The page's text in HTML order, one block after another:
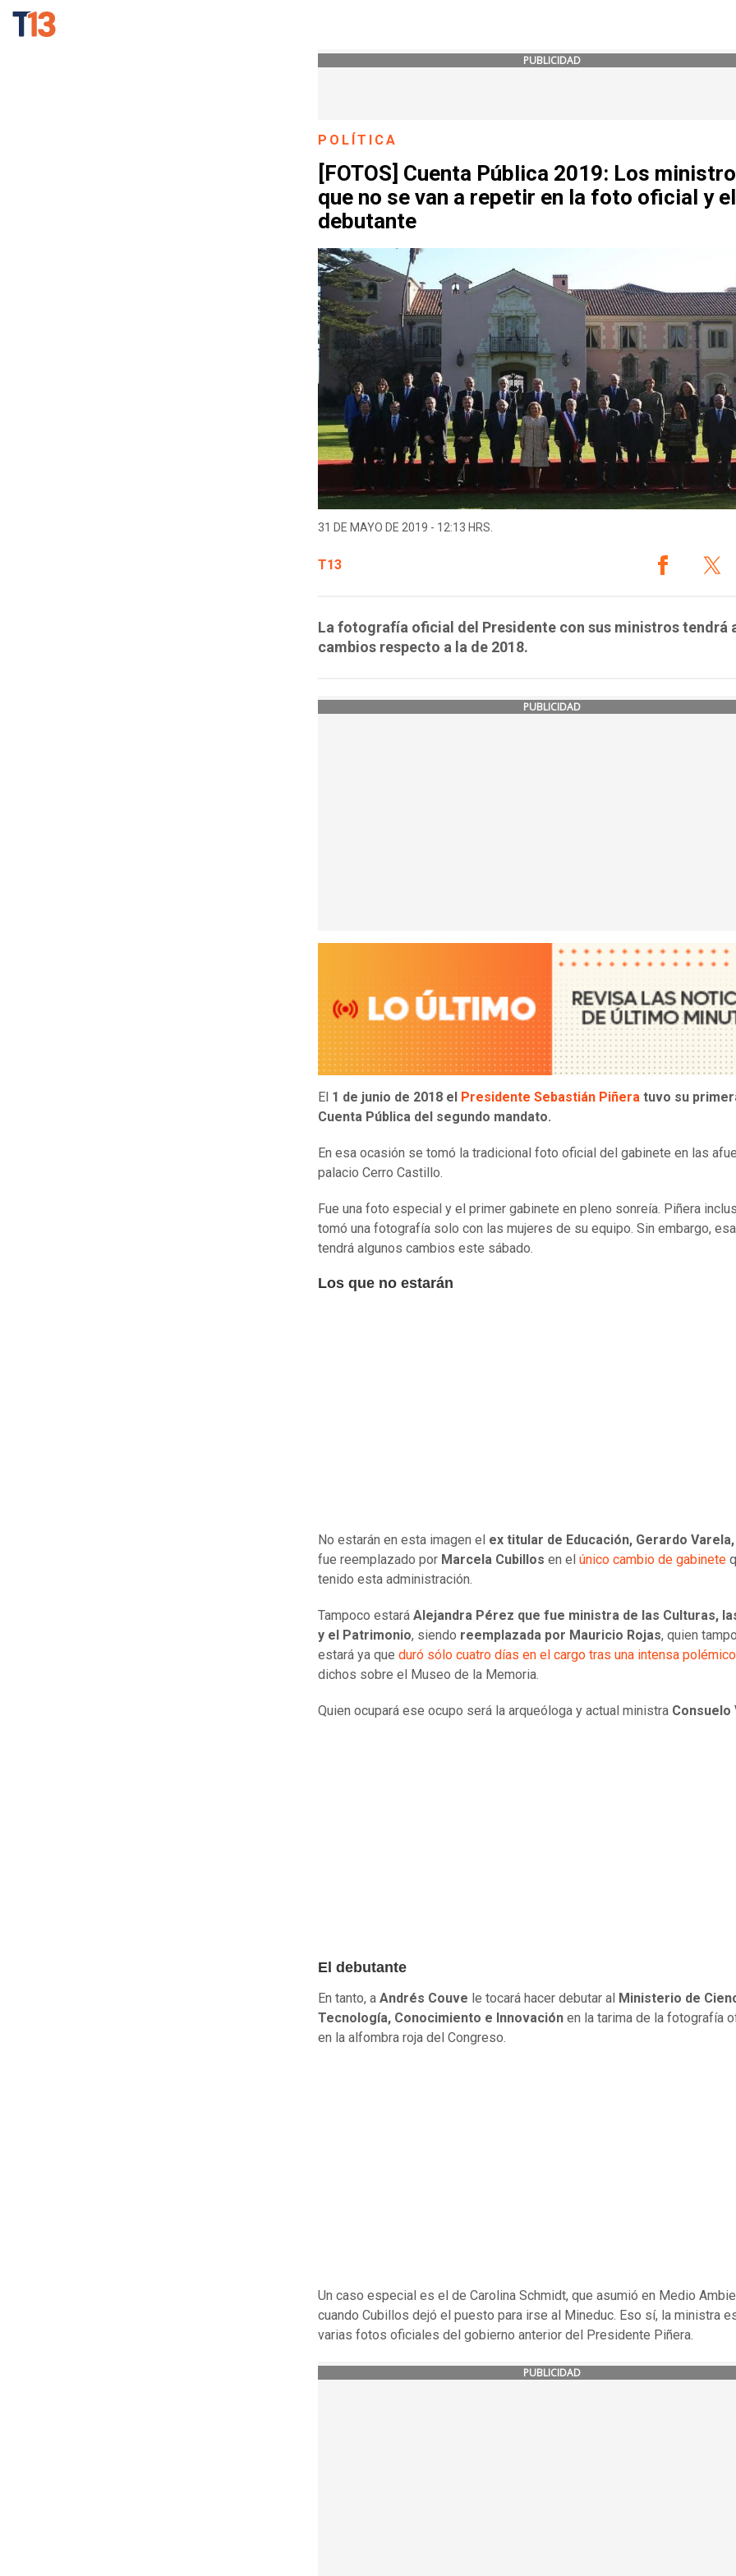
PUBLICIDAD
POLÍTICA
[FOTOS] Cuenta Pública 2019: Los
que no se van a repetir en la foto oficial y el
debutante
31 DE MAYO DE 2019 - 12:13 HRS.
T13
La fotografía oficial del Presidente con sus ministros tendrá
cambios respecto a la de 2018.
PUBLICIDAD
El 1 de junio de 2018 el Presidente Sebastián Piñera tuvo su
Cuenta Pública del segundo mandato.
En esa ocasión se tomó la tradicional foto oficial del gabinete en las
palacio Cerro Castillo.
Fue una foto especial y el primer gabinete en pleno sonreía. Piñera
tomó una fotografía solo con las mujeres de su equipo. Sin embargo,
tendrá algunos cambios este sábado.
Los que no estarán
No estarán en esta imagen el ex titular de Educación, Gerardo Varela,
fue reemplazado por Marcela Cubillos en el único cambio de gabinete
tenido esta administración.
Tampoco estará Alejandra Pérez que fue ministra de las Culturas,
y el Patrimonio, siendo reemplazada por Mauricio Rojas, quien
estará ya que duró sólo cuatro días en el cargo tras una intensa polémico
dichos sobre el Museo de la Memoria.
Quien ocupará ese ocupo será la arqueóloga y actual ministra Consuelo
El debutante
En tanto, a Andrés Couve le tocará hacer debutar al Ministerio de
Tecnología, Conocimiento e Innovación en la tarima de la fotografía
en la alfombra roja del Congreso.
Un caso especial es el de Carolina Schmidt, que asumió en Medio
cuando Cubillos dejó el puesto para irse al Mineduc. Eso sí, la ministra
varias fotos oficiales del gobierno anterior del Presidente Piñera.
PUBLICIDAD